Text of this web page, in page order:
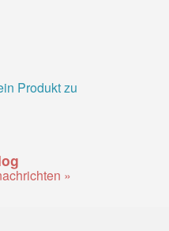
Produkt zu
»